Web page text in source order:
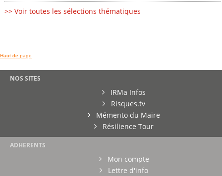
>> Voir toutes les sélections thématiques
Haut de page
NOS SITES
IRMa Infos
Risques.tv
Mémento du Maire
Résilience Tour
ADHERENTS
Mon compte
Lettre d'info